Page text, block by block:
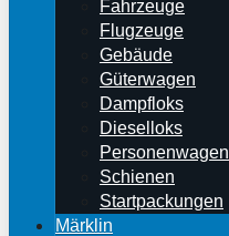
Fahrzeuge
Flugzeuge
Gebäude
Güterwagen
Dampfloks
Dieselloks
Personenwagen
Schienen
Startpackungen
Märklin